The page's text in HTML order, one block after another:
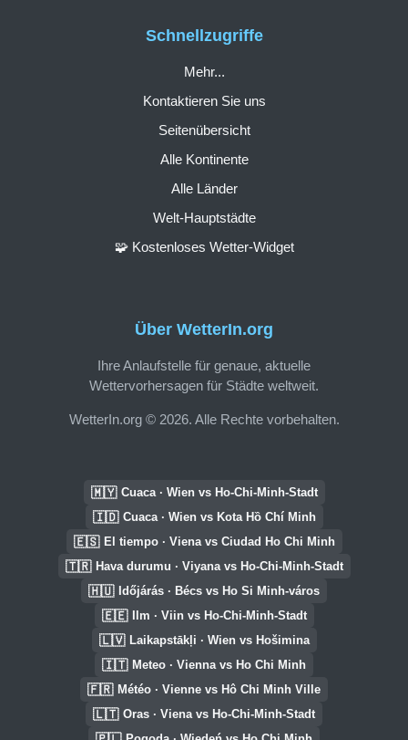
Über WetterIn.org
Ihre Anlaufstelle für genaue, aktuelle
Wettervorhersagen für Städte weltweit.
WetterIn.org © 2026. Alle Rechte vorbehalten.
Schnellzugriffe
Mehr...
Kontaktieren Sie uns
Seitenübersicht
Alle Kontinente
Alle Länder
Welt-Hauptstädte
🧩 Kostenloses Wetter-Widget
🇲🇾 Cuaca · Wien vs Ho-Chi-Minh-Stadt
🇮🇩 Cuaca · Wien vs Kota Hồ Chí Minh
🇪🇸 El tiempo · Viena vs Ciudad Ho Chi Minh
🇹🇷 Hava durumu · Viyana vs Ho-Chi-Minh-Stadt
🇭🇺 Időjárás · Bécs vs Ho Si Minh-város
🇪🇪 Ilm · Viin vs Ho-Chi-Minh-Stadt
🇱🇻 Laikapstākļi · Wien vs Hošimina
🇮🇹 Meteo · Vienna vs Ho Chi Minh
🇫🇷 Météo · Vienne vs Hô Chi Minh Ville
🇱🇹 Oras · Viena vs Ho-Chi-Minh-Stadt